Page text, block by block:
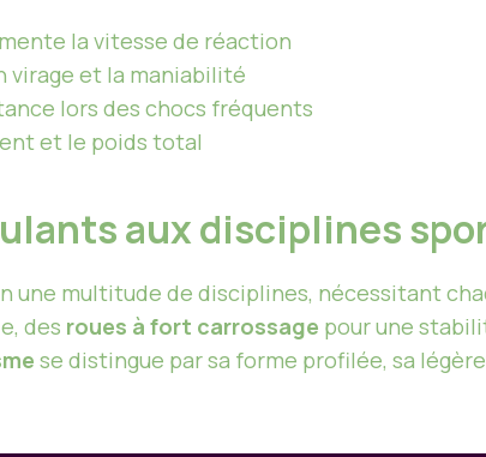
la vitesse de réaction
et la maniabilité
lors des chocs fréquents
et le poids total
aux disciplines
une multitude de disciplines, nécessitant
des roues à fort carrossage pour une
se distingue par sa forme profilée, sa